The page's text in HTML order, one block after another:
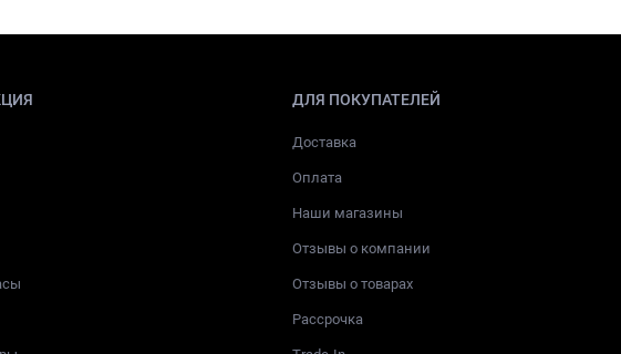
ДЛЯ ПОКУПАТЕЛЕЙ
Доставка
Оплата
Наши магазины
Отзывы о компании
Отзывы о товарах
Рассрочка